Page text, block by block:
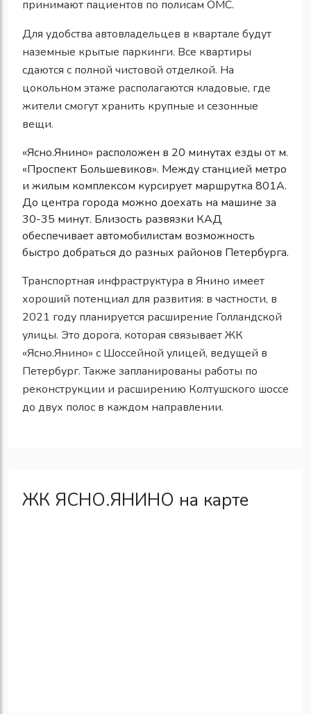
принимают пациентов по полисам ОМС.
Для удобства автовладельцев в квартале будут
наземные крытые паркинги. Все квартиры
сдаются с полной чистовой отделкой. На
цокольном этаже располагаются кладовые, где
жители смогут хранить крупные и сезонные
вещи.
«Ясно.Янино» расположен в 20 минутах езды от м.
«Проспект Большевиков». Между станцией метро
и жилым комплексом курсирует маршрутка 801А.
До центра города можно доехать на машине за
30-35 минут. Близость развязки КАД
обеспечивает автомобилистам возможность
быстро добраться до разных районов Петербурга.
Транспортная инфраструктура в Янино имеет
хороший потенциал для развития: в частности, в
2021 году планируется расширение Голландской
улицы. Это дорога, которая связывает ЖК
«Ясно.Янино» с Шоссейной улицей, ведущей в
Петербург. Также запланированы работы по
реконструкции и расширению Колтушского шоссе
до двух полос в каждом направлении.
ЖК ЯСНО.ЯНИНО на карте